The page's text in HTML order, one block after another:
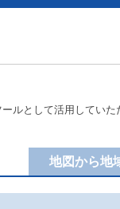
ルとして活用してい
地図から地